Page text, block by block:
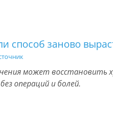
способ заново
может восстановить
операций и болей.